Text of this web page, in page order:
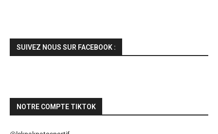
SUIVEZ NOUS SUR FACEBOOK :
NOTRE COMPTE TIKTOK